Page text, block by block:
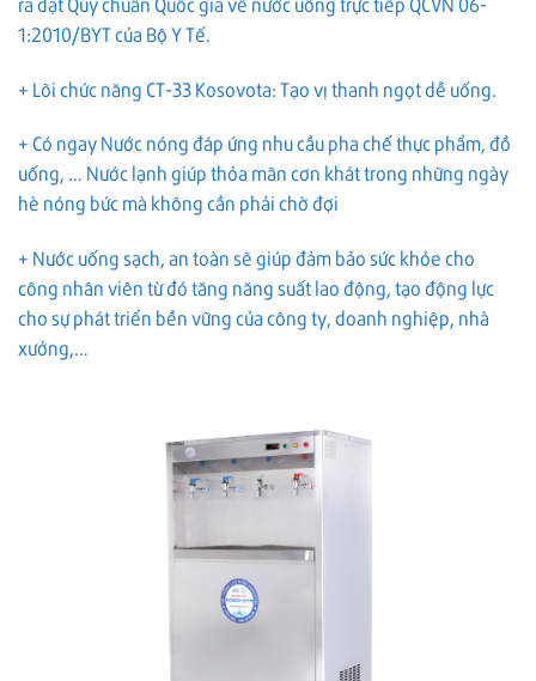
1:2010/BYT của Bộ Y Tế.
+ Lõi chức năng CT-33 Kosovota: Tạo vị thanh ngọt dễ uống.
+ Có ngay Nước nóng đáp ứng nhu cầu pha chế thực phẩm, đồ
uống, … Nước lạnh giúp thỏa mãn cơn khát trong những ngày
hè nóng bức mà không cần phải chờ đợi
+ Nước uống sạch, an toàn sẽ giúp đảm bảo sức khỏe cho
công nhân viên từ đó tăng năng suất lao động, tạo động lực
cho sự phát triển bền vững của công ty, doanh nghiệp, nhà
xưởng,…